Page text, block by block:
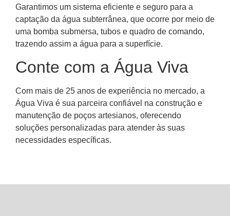
Garantimos um sistema eficiente e seguro para a
captação da água subterrânea, que ocorre por meio de
uma bomba submersa, tubos e quadro de comando,
trazendo assim a água para a superfície.
Conte com a Água Viva
Com mais de 25 anos de experiência no mercado, a
Água Viva é sua parceira confiável na construção e
manutenção de poços artesianos, oferecendo
soluções personalizadas para atender às suas
necessidades específicas.